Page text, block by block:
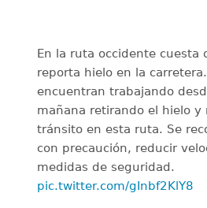
En la ruta occidente cuesta
reporta hielo en la
encuentran trabajando
mañana retirando el hielo y
tránsito en esta ruta. Se
con precaución, reducir
medidas de seguridad.
pic.twitter.com/gInbf2KlY8